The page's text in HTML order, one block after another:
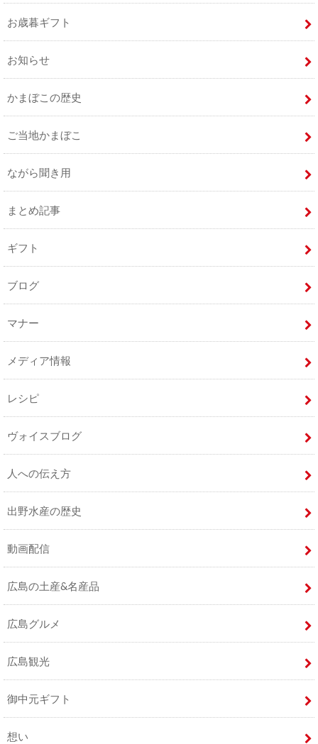
お歳暮ギフト
お知らせ
かまぼこの歴史
ご当地かまぼこ
ながら聞き用
まとめ記事
ギフト
ブログ
マナー
メディア情報
レシピ
ヴォイスブログ
人への伝え方
出野水産の歴史
動画配信
広島の土産&名産品
広島グルメ
広島観光
御中元ギフト
想い